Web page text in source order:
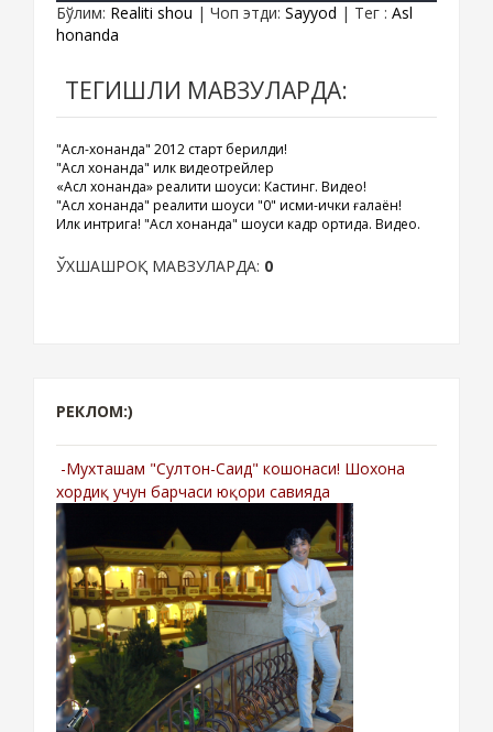
Бўлим: Realiti shou | Чоп этди: Sayyod | Тег : Asl
honanda
ТЕГИШЛИ МАВЗУЛАРДА:
"Асл-хонанда" 2012 старт берилди!
"Асл хонанда" илк видеотрейлер
«Асл хонанда» реалити шоуси: Кастинг. Видео!
"Асл хонанда" реалити шоуси "0" қисми-ички ғалаён!
Илк интрига! "Асл хонанда" шоуси кадр ортида. Видео.
ЎХШАШРОҚ МАВЗУЛАРДА: 0
РЕКЛОМ:)
-Мухташам "Султон-Саид" кошонаси! Шохона
хордиқ учун барчаси юқори савияда